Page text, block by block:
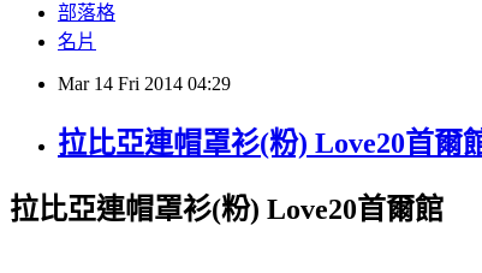
部落格
名片
Mar 14 Fri 2014 04:29
拉比亞連帽罩衫(粉) Love20首爾
拉比亞連帽罩衫(粉) Love20首爾館